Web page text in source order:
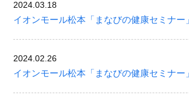
2024.03.18
イオンモール松本「まなびの健康セミナー」
2024.02.26
イオンモール松本「まなびの健康セミナー」